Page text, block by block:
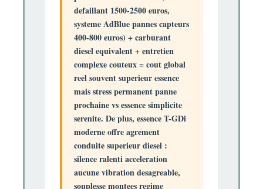
defaillant 1500-2500 euros,
systeme AdBlue pannes capteurs
400-800 euros) + carburant
diesel equivalent + entretien
complexe couteux = cout global
reel souvent superieur essence
maisstress permanentpanne
prochaine vs essence simplicite
serenite. De plus, essence T-GDi
moderne offreagrement
conduite superieurdiesel :
silence ralenti acceleration
aucune vibration desagreable,
souplesse montees regime